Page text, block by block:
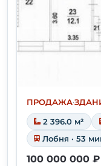
ПРОДАЖА·
2 396.0 м²
Лобня · 53
100 000 000 ₽